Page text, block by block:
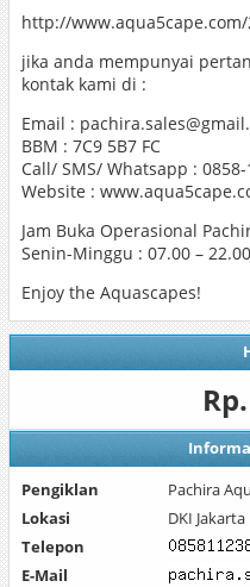
http://
jika anda mempunyai
kontak kami di :
Email :
BBM : 7C9 5B7 FC
Call/ SMS/ Whatsapp :
Website :
Jam Buka Operasional
Senin-Minggu : 07.00 –
Enjoy the Aquascapes!
Pengiklan
Pachira
Lokasi
DKI Jakarta
Telepon
E-Mail